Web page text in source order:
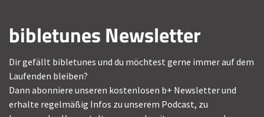
bibletunes Newsletter
Dir gefällt bibletunes und du möchtest gerne immer auf dem
Laufenden bleiben?
Dann abonniere unseren kostenlosen b+ Newsletter und
erhalte regelmäßig Infos zu unserem Podcast, zu